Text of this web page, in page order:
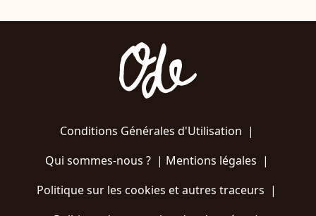
Conditions Générales d'Utilisation |
Qui sommes-nous ?| Mentions légales |
Politique sur les cookies et autres traceurs |